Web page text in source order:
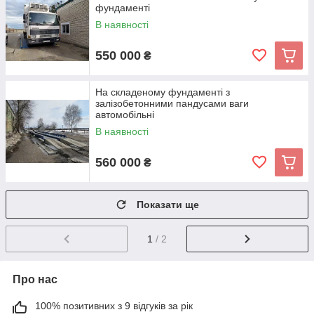
фундаменті
В наявності
550 000 ₴
На складеному фундаменті з
залізобетонними пандусами ваги
автомобільні
В наявності
560 000 ₴
Показати ще
1 / 2
Про нас
100% позитивних з 9 відгуків за рік